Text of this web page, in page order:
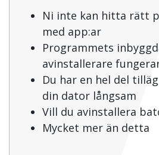
Ni inte kan hitta rätt
med app:ar
Programmets
avinstallerare
Du har en hel del
din dator långsam
Vill du avinstallera
Mycket mer än detta